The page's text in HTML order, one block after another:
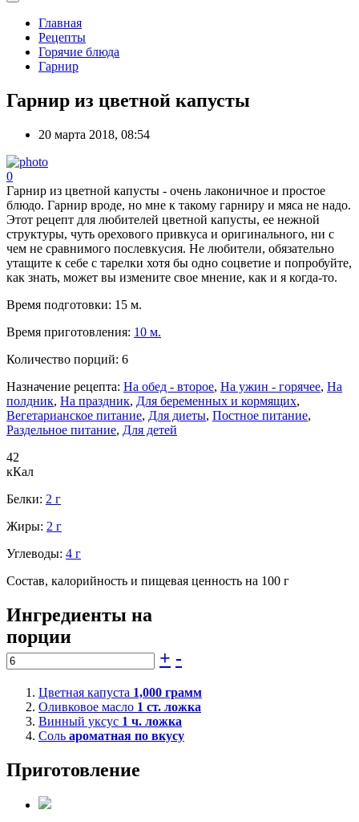
Главная
Рецепты
Горячие блюда
Гарнир
Гарнир из цветной капусты
20 марта 2018, 08:54
0
Гарнир из цветной капусты - очень лаконичное и простое
блюдо. Гарнир вроде, но мне к такому гарниру и мяса не надо.
Этот рецепт для любителей цветной капусты, ее нежной
структуры, чуть орехового привкуса и оригинального, ни с
чем не сравнимого послевкусия. Не любители, обязательно
утащите к себе с тарелки хотя бы одно соцветие и попробуйте,
как знать, может вы измените свое мнение, как и я когда-то.
Время подготовки: 15 м.
Время приготовления: 10 м.
Количество порций: 6
Назначение рецепта: На обед - второе, На ужин - горячее, На
полдник, На праздник, Для беременных и кормящих,
Вегетарианское питание, Для диеты, Постное питание,
Раздельное питание, Для детей
42
кКал
Белки: 2 г
Жиры: 2 г
Углеводы: 4 г
Состав, калорийность и пищевая ценность на 100 г
Ингредиенты на
порции
+ -
Цветная капуста 1,000 грамм
Оливковое масло 1 ст. ложка
Винный уксус 1 ч. ложка
Соль ароматная по вкусу
Приготовление